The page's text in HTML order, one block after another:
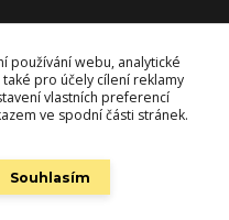
používání webu, analytické
pro účely cílení reklamy
vlastních preferencí
ve spodní části stránek.
Souhlasím